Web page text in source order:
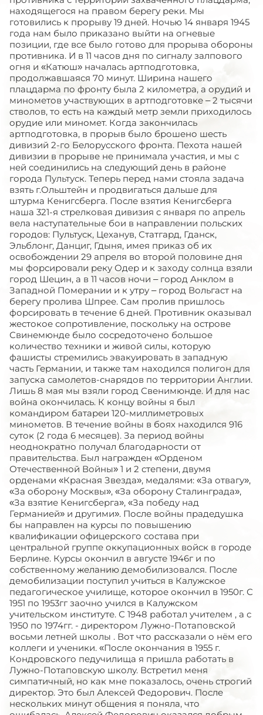
находящегося на правом берегу реки. Мы
готовились к прорыву 19 дней. Ночью 14 января 1945
года нам было приказано выйти на огневые
позиции, где все было готово для прорыва обороны
противника. И в 11 часов дня по сигналу залпового
огня и «Катюш» началась артподготовка,
продолжавшаяся 70 минут. Ширина нашего
плацдарма по фронту была 2 километра, а орудий и
минометов участвующих в артподготовке – 2 тысячи
стволов, то есть на каждый метр земли приходилось
орудие или миномет. Когда закончилась
артподготовка, в прорыв было брошено шесть
дивизий 2-го Белорусского фронта. Пехота нашей
дивизии в прорыве не принимала участия, и мы с
ней соединились на следующий день в районе
города Пультуск. Теперь перед нами стояла задача
взять г.Ольштейн и продвигаться дальше для
штурма Кенигсберга. После взятия Кенигсберга
наша 321-я стрелковая дивизия с января по апрель
вела наступательные бои в направлении польских
городов: Пультуск, Цеханув, Статгард, Гданск,
Эльблонг, Данциг, Гдыня, имея приказ об их
освобождении 29 апреля во второй половине дня
мы форсировали реку Одер и к заходу солнца взяли
город Шецин, а в 11 часов ночи – город Анклом в
Западной Померании и к утру – город Вольгаст на
берегу пролива Шпрее. Сам пролив пришлось
форсировать в течение 6 дней. Противник оказывал
жестокое сопротивление, поскольку на острове
Свинемюнде было сосредоточено большое
количество техники и живой силы, которую
фашисты стремились эвакуировать в западную
часть Германии, и также там находился полигон для
запуска самолетов-снарядов по территории Англии.
Лишь 8 мая мы взяли город Свенимюнде. И для нас
война окончилась. К концу войны я был
командиром батареи 120-миллиметровых
минометов. В течение войны в боях находился 916
суток (2 года 6 месяцев). За период войны
неоднократно получал благодарности от
правительства. Был награжден «Орденом
Отечественной Войны» 1 и 2 степени, двумя
орденами «Красная Звезда», медалями: «За отвагу»,
«За оборону Москвы», «За оборону Сталинграда»,
«За взятие Кенигсберга», «За победу над
Германией» и другими». После войны прадедушка
бы направлен на курсы по повышению
квалификации офицерского состава при
центральной группе оккупационных войск в городе
Берлине. Курсы окончил в августе 1946г и по
собственному желанию демобилизовался. После
демобилизации поступил учиться в Калужское
педагогическое училище, которое окончил в 1950г. С
1951 по 1953гг заочно учился в Калужском
учительском институте. С 1948 работал учителем , а с
1950 по 1974гг. - директором Лужно-Потаповской
восьми летней школы . Вот что рассказали о нём его
коллеги и ученики. «После окончания в 1955 г.
Кондровского педучилища я пришла работать в
Лужно-Потаповскую школу. Встретил меня
симпатичный, но как мне показалось, очень строгий
директор. Это был Алексей Федорович. После
нескольких минут общения я поняла, что